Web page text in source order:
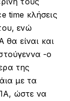
time κλήσεις
ενώ
είναι και
-ο
της
με τα
ώστε να